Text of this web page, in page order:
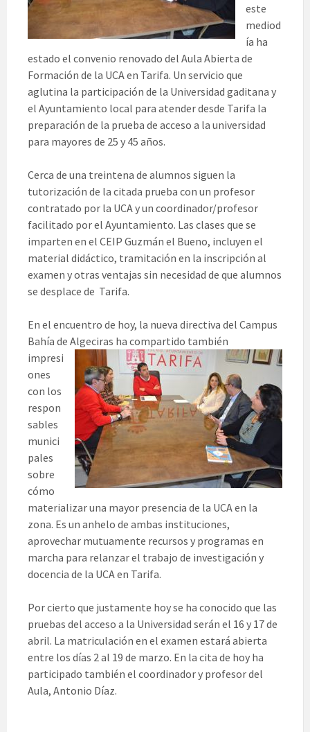
este
mediod
ía ha
estado el convenio renovado del Aula Abierta de
Formación de la UCA en Tarifa. Un servicio que
aglutina la participación de la Universidad gaditana y
el Ayuntamiento local para atender desde Tarifa la
preparación de la prueba de acceso a la universidad
para mayores de 25 y 45 años.
Cerca de una treintena de alumnos siguen la
tutorización de la citada prueba con un profesor
contratado por la UCA y un coordinador/profesor
facilitado por el Ayuntamiento. Las clases que se
imparten en el CEIP Guzmán el Bueno, incluyen el
material didáctico, tramitación en la inscripción al
examen y otras ventajas sin necesidad de que alumnos
se desplace de Tarifa.
En el encuentro de hoy, la nueva directiva del Campus
Bahía de Algeciras ha compartido también
impresi
ones
con los
respon
sables
munici
pales
sobre
cómo
materializar una mayor presencia de la UCA en la
zona. Es un anhelo de ambas instituciones,
aprovechar mutuamente recursos y programas en
marcha para relanzar el trabajo de investigación y
docencia de la UCA en Tarifa.
Por cierto que justamente hoy se ha conocido que las
pruebas del acceso a la Universidad serán el 16 y 17 de
abril. La matriculación en el examen estará abierta
entre los días 2 al 19 de marzo. En la cita de hoy ha
participado también el coordinador y profesor del
Aula, Antonio Díaz.